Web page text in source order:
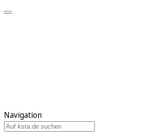
Navigation